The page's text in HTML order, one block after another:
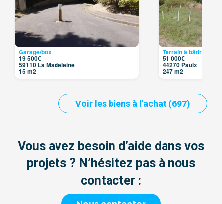
Garage/box
19 500€
59110 La Madeleine
15 m2
Terrain à bâtir
51 000€
44270 Paulx
247 m2
Voir les biens à l'achat (697)
Vous avez besoin d’aide dans vos
projets ? N’hésitez pas à nous
contacter :